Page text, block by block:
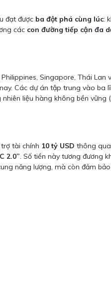
đạt được ba đột phá cùng lúc:
các con đường tiếp cận đa
Singapore, Thái Lan
Các dự án tập trung vào ba
liệu hàng không bền vững
tài chính 10 tỷ USD thông
2.0”. Số tiền này tương đương
năng lượng, mà còn đảm